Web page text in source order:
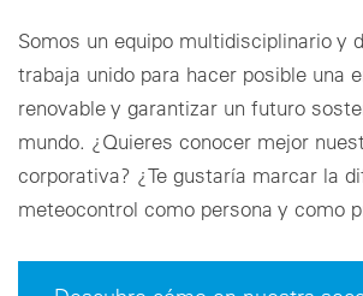
Somos un equipo multidisciplinario y
trabaja unido para hacer posible una
renovable y garantizar un futuro
mundo. ¿Quieres conocer mejor
corporativa? ¿Te gustaría marcar la
meteocontrol como persona y como